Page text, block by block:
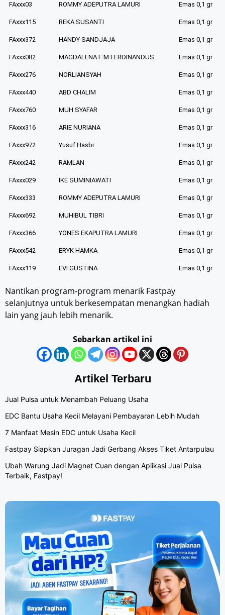
FAxxx03 ROMMY ADEPUTRA LAMURI Emas 0,1 gr
FAxxx115 REKA SUSANTI Emas 0,1 gr
FAxxx372 HANDY SANDJAJA Emas 0,1 gr
FAxxx082 MAGDALENA F M FERDINANDUS Emas 0,1 gr
FAxxx276 NORLIANSYAH Emas 0,1 gr
FAxxx440 ABD CHALIM Emas 0,1 gr
FAxxx760 MUH SYAFAR Emas 0,1 gr
FAxxx316 ARIE NURIANA Emas 0,1 gr
FAxxx972 Yusuf Hasbi Emas 0,1 gr
FAxxx242 RAMLAN Emas 0,1 gr
FAxxx029 IKE SUMINIAWATI Emas 0,1 gr
FAxxx333 ROMMY ADEPUTRA LAMURI Emas 0,1 gr
FAxxx692 MUHIBUL TIBRI Emas 0,1 gr
FAxxx366 YONES EKAPUTRA LAMURI Emas 0,1 gr
FAxxx542 ERYK HAMKA Emas 0,1 gr
FAxxx119 EVI GUSTINA Emas 0,1 gr
Nantikan program-program menarik Fastpay
selanjutnya untuk berkesempatan menangkan hadiah
lain yang jauh lebih menarik.
Sebarkan artikel ini
Artikel Terbaru
Jual Pulsa untuk Menambah Peluang Usaha
EDC Bantu Usaha Kecil Melayani Pembayaran Lebih Mudah
7 Manfaat Mesin EDC untuk Usaha Kecil
Fastpay Siapkan Juragan Jadi Gerbang Akses Tiket Antarpulau
Ubah Warung Jadi Magnet Cuan dengan Aplikasi Jual Pulsa
Terbaik, Fastpay!